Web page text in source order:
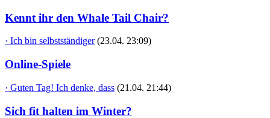
Kennt ihr den Whale Tail Chair?
· Ich bin selbstständiger (23.04. 23:09)
Online-Spiele
· Guten Tag! Ich denke, dass (21.04. 21:44)
Sich fit halten im Winter?